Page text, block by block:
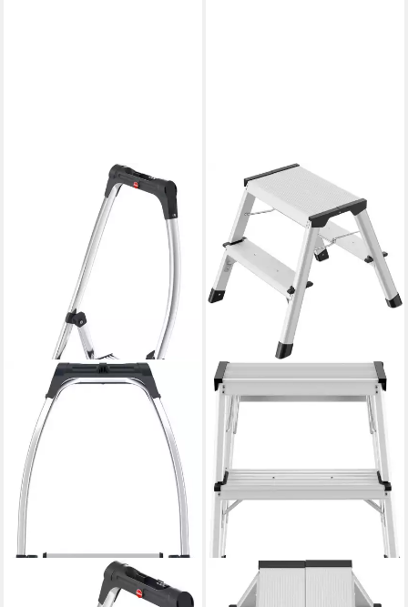
Klapptritt Trittleiter - K100
Trittleiter D60 StandardLine